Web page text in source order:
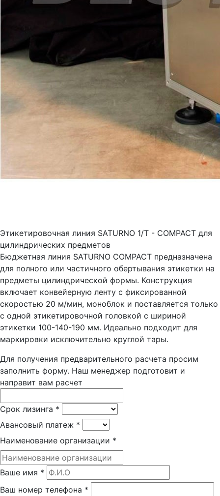
Этикетировочная линия SATURNO 1/T - COMPACT для
цилиндрических предметов
Бюджетная линия SATURNO COMPACT предназначена
для полного или частичного обертывания этикетки на
предметы цилиндрической формы. Конструкция
включает конвейерную ленту с фиксированной
скоростью 20 м/мин, моноблок и поставляется только
с одной этикетировочной головкой с шириной
этикетки 100-140-190 мм. Идеально подходит для
маркировки исключительно круглой тары.
Для получения предварительного расчета просим
заполнить форму. Наш менеджер подготовит и
направит вам расчет
Срок лизинга *
Авансовый платеж *
Наименование организации *
Ваше имя *
Ваш номер телефона *